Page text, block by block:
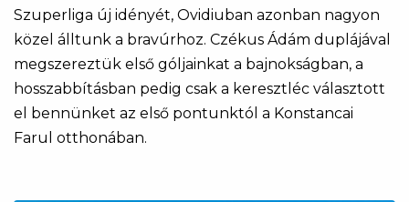
Szuperliga új idényét, Ovidiuban azonban nagyon
közel álltunk a bravúrhoz. Czékus Ádám duplájával
megszereztük első góljainkat a bajnokságban, a
hosszabbításban pedig csak a keresztléc választott
el bennünket az első pontunktól a Konstancai
Farul otthonában.